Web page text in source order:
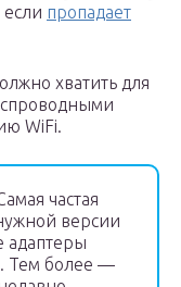
пропадает
хватить для
WiFi.
частая
версии
адаптеры
Тем более —